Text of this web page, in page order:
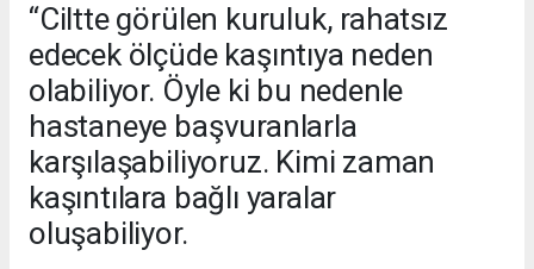
“Ciltte görülen kuruluk, rahatsız
edecek ölçüde kaşıntıya neden
olabiliyor. Öyle ki bu nedenle
hastaneye başvuranlarla
karşılaşabiliyoruz. Kimi zaman
kaşıntılara bağlı yaralar
oluşabiliyor.